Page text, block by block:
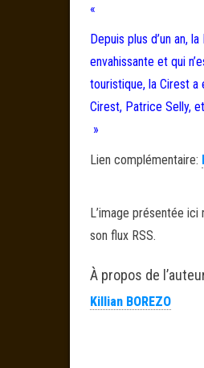
«
Depuis plus d’un an,
envahissante et qui
touristique, la Cirest a
Cirest, Patrice Selly,
»
Lien complémentaire:
L’image présentée
son flux RSS.
À propos de
Killian BOREZO